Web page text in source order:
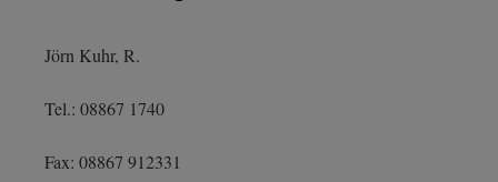
Jörn Kuhr, R.
Tel.: 08867 1740
Fax: 08867 912331